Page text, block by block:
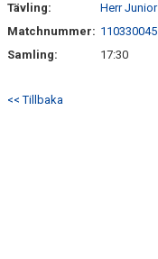
KONTAKT
GÄSTBOK
MEDLEMSKAP
Tävling:
Herr Junior
Matchnummer: 110330045
Samling:
17:30
<< Tillbaka